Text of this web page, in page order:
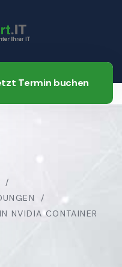
Termin buchen
NVIDIA CONTAINER